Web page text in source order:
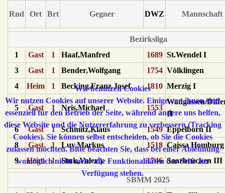
Rnd Ort Brt Gegner DWZ Mannschaft
Bezirksliga
1
Gast 1 Haaf,Manfred 1689 St.Wendel I
3
Gast 1 Bender,Wolfgang 1754 Völklingen
4
Heim 1 Becking,Franz Josef 1810 Merzig I
5 Gast 1 Neis,Michael 1553
Wadgassen/
II
6
Gast 1 Schmitz,Klaus 1549 Eppelborn II
8
Gast 1 Luy,Markus 1518 Caissa
9
Heim 1 Stuk,Valeriy 1746 Saarbrücken III
SBMM 2025
Wir benutzen Cookies
Wir nutzen Cookies auf unserer Website. Einige von ihnen sind
essenziell für den Betrieb der Seite, während andere uns helfen,
diese Website und die Nutzererfahrung zu verbessern (Tracking
Cookies). Sie können selbst entscheiden, ob Sie die Cookies
zulassen möchten. Bitte beachten Sie, dass bei einer Ablehnung
womöglich nicht mehr alle Funktionalitäten der Seite zur
Verfügung stehen.